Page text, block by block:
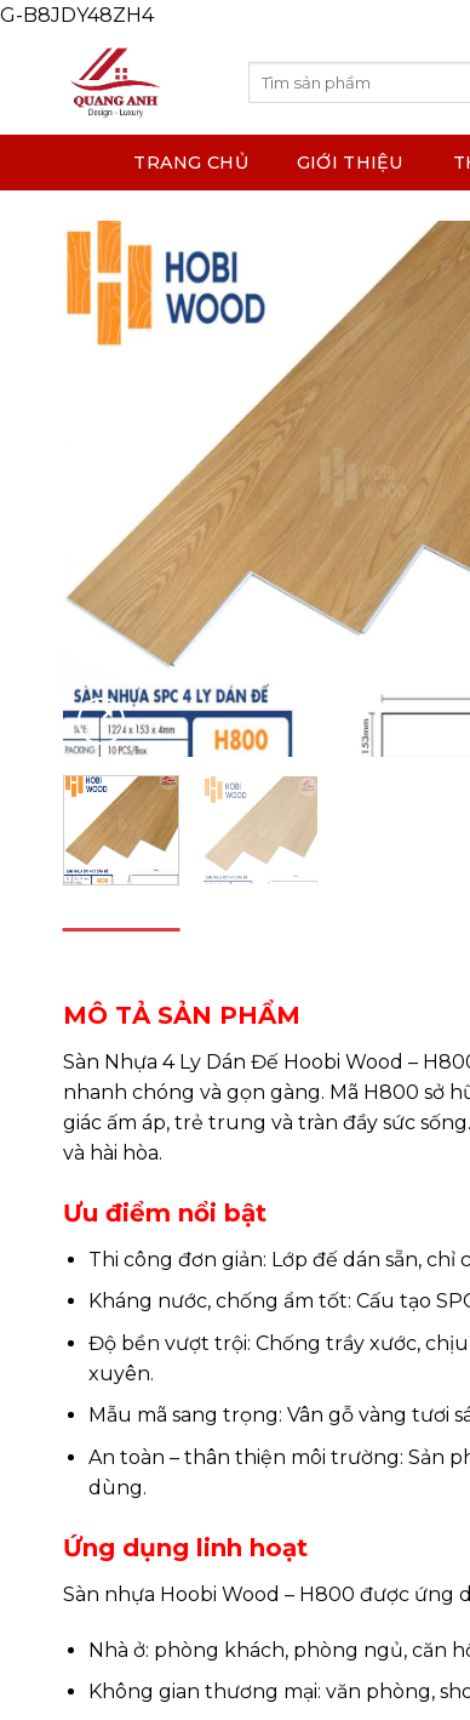
G-B8JDY48ZH4Skip
Search
TRANG CHỦ GIỚI THIỆU
MÔ TẢ SẢN PHẨM
Sàn Nhựa 4 Ly Dán Đế Hoobi Wood –
nhanh chóng và gọn gàng. Mã H800 sở
giác ấm áp, trẻ trung và tràn đầy sức
và hài hòa.
Ưu điểm nổi bật
Thi công đơn giản: Lớp đế dán sẵn,
Kháng nước, chống ẩm tốt: Cấu tạo
Độ bền vượt trội: Chống trầy xước,
xuyên.
Mẫu mã sang trọng: Vân gỗ vàng tươi
An toàn – thân thiện môi trường: Sản
dùng.
Ứng dụng linh hoạt
Sàn nhựa Hoobi Wood – H800 được
Nhà ở: phòng khách, phòng ngủ, căn
Không gian thương mại: văn phòng,